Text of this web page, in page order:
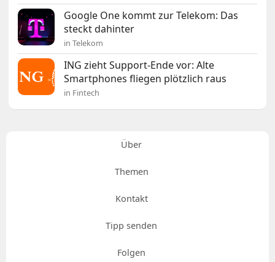
Google One kommt zur Telekom: Das
steckt dahinter
in Telekom
ING zieht Support-Ende vor: Alte
Smartphones fliegen plötzlich raus
in Fintech
Über
Themen
Kontakt
Tipp senden
Folgen